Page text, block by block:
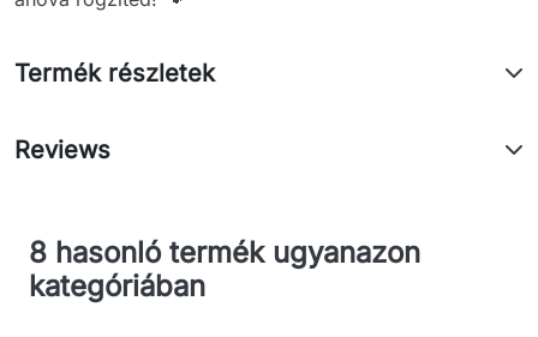
Termék részletek
Reviews
8 hasonló termék ugyanazon
kategóriában